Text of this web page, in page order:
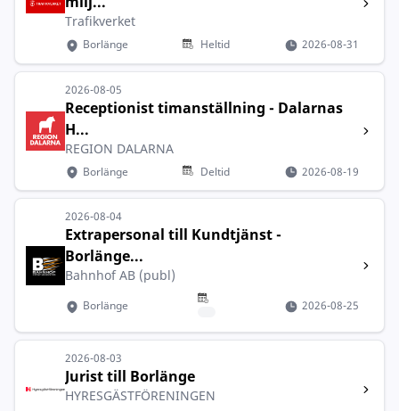
Trafikverket
Borlänge Heltid 2026-08-31
2026-08-05
Receptionist timanställning - Dalarnas
H...
REGION DALARNA
Borlänge Deltid 2026-08-19
2026-08-04
Extrapersonal till Kundtjänst -
Borlänge...
Bahnhof AB (publ)
Borlänge 2026-08-25
2026-08-03
Jurist till Borlänge
HYRESGÄSTFÖRENINGEN